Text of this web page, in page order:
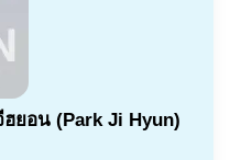
ยอน (Park Ji Hyun)